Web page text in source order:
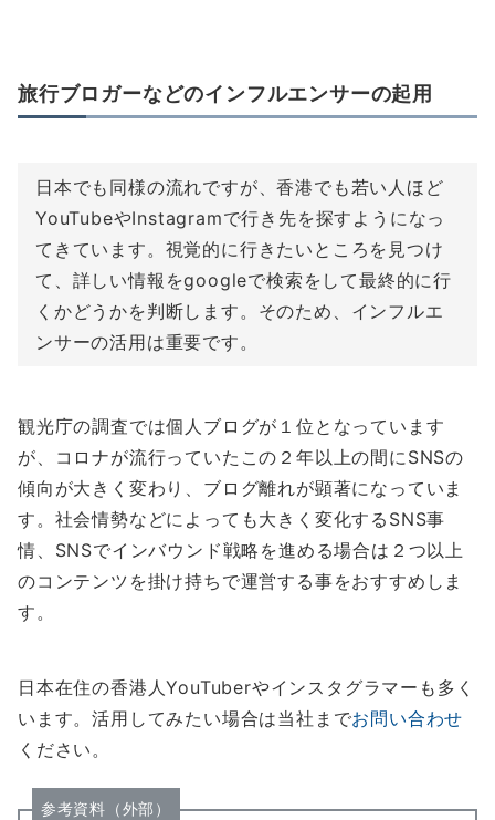
旅行ブロガーなどのインフルエンサーの起用
日本でも同様の流れですが、香港でも若い人ほど
YouTubeやInstagramで行き先を探すようになっ
てきています。視覚的に行きたいところを見つけ
て、詳しい情報をgoogleで検索をして最終的に行
くかどうかを判断します。そのため、インフルエ
ンサーの活用は重要です。
観光庁の調査では個人ブログが１位となっています
が、コロナが流行っていたこの２年以上の間にSNSの
傾向が大きく変わり、ブログ離れが顕著になっていま
す。社会情勢などによっても大きく変化するSNS事
情、SNSでインバウンド戦略を進める場合は２つ以上
のコンテンツを掛け持ちで運営する事をおすすめしま
す。
日本在住の香港人YouTuberやインスタグラマーも多く
います。活用してみたい場合は当社までお問い合わせ
ください。
参考資料（外部）